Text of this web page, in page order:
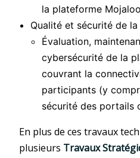
la plateforme
Qualité et sécurité de
Évaluation,
cybersécurité de la
couvrant la
participants (y
sécurité des portails
En plus de ces travaux
plusieurs Travaux